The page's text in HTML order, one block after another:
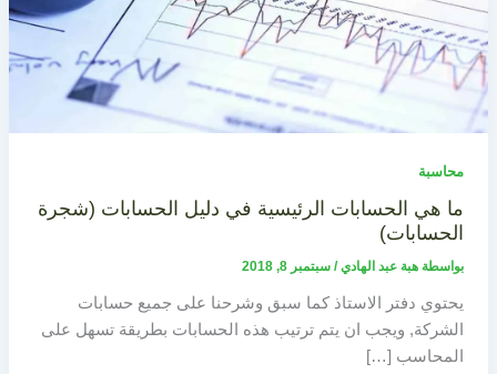
محاسبة
ما هي الحسابات الرئيسية في دليل الحسابات (شجرة
الحسابات)
بواسطة هبة عبد الهادي/ سبتمبر 8, 2018
يحتوي دفتر الاستاذ كما سبق وشرحنا على جميع حسابات
الشركة, ويجب ان يتم ترتيب هذه الحسابات بطريقة تسهل على
المحاسب […]